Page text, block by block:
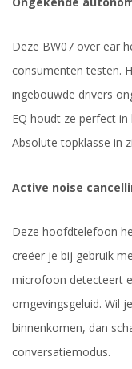
Deze BW07 over ear
consumenten testen.
ingebouwde drivers
EQ houdt ze perfect
Absolute topklasse in
Active noise
Deze hoofdtelefoon
creëer je bij gebruik
microfoon detecteert
omgevingsgeluid. Wil
binnenkomen, dan
conversatiemodus.